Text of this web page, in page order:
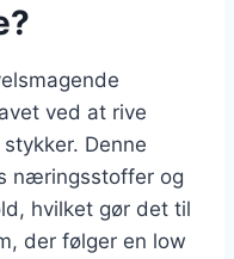
ved at rive
Denne
næringsstoffer og
hvilket gør det til
der følger en low